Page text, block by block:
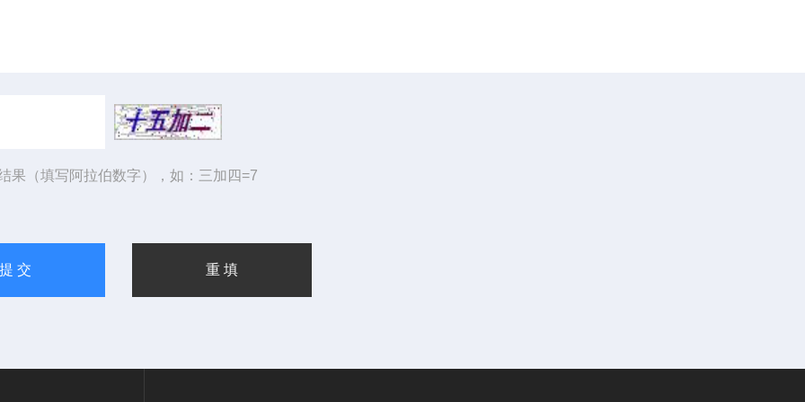
果（填写阿拉伯数字），如：三加四=7